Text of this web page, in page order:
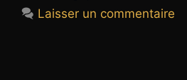
Laisser un commentaire